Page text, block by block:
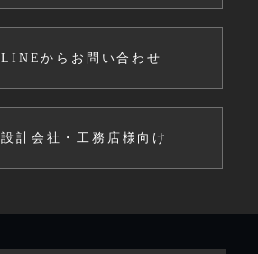
LINEからお問い合わせ
設計会社・工務店様向け